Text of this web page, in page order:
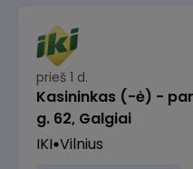
prieš 1 d.
Kasininkas (-ė) -
g. 62, Galgiai
IKI Vilnius